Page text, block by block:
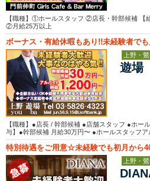
【職種】①ホールスタッフ ②店長・幹部候補 【
②月給25万以上
ボーナス・有給休暇もあり!!未経験者でも
上野・
遊場
【職種】●店長 / 幹部候補 ●店舗スタッフ ●ホー
与】●幹部候補 月給30万円〜 ●ホールスタッフ
特別待遇をご用意☆未経験でも初月から
上野・